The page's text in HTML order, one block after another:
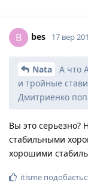
B bes 17 вер
Nata
А что
и тройные
Дмитриенко
Вы это серьезно?
стабильными
хорошими
itisme